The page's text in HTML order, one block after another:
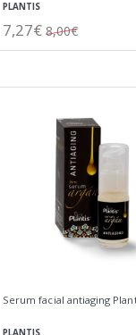
PLANTIS
7,27€ 8,00€
Serum facial antiaging